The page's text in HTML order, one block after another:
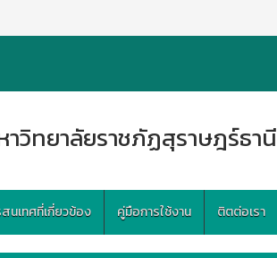
วิทยาลัยราชภัฏสุราษฎร์ธานี
นเทศที่เกี่ยวข้อง คู่มือการใช้งาน ติตต่อเรา